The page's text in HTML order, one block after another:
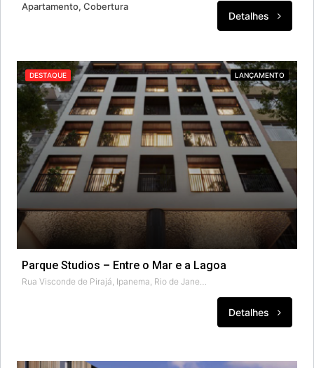
Apartamento, Cobertura
Detalhes
DESTAQUE LANÇAMENTO
Parque Studios – Entre o Mar e a Lagoa
Rua Visconde de Pirajá, Ipanema, Rio de Janeiro, Região Sudeste, 22421-010, Brasil
Detalhes